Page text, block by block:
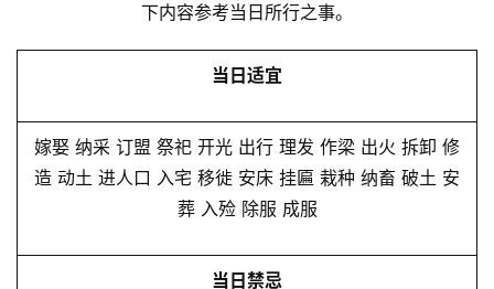
下内容参考当日所行之事。
当日适宜
嫁娶 纳采 订盟 祭祀 开光 出行 理发 作梁 出火 拆卸 修
造 动土 进人口 入宅 移徙 安床 挂匾 栽种 纳畜 破土 安
葬 入殓 除服 成服
当日禁忌